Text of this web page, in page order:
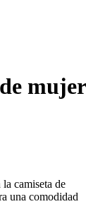
mujer
camiseta de
una comodidad